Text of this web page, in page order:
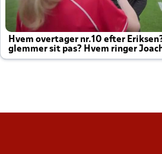
Hvem overtager nr.10 efter
glemmer sit pas? Hvem ringer
altid til efter kampe?